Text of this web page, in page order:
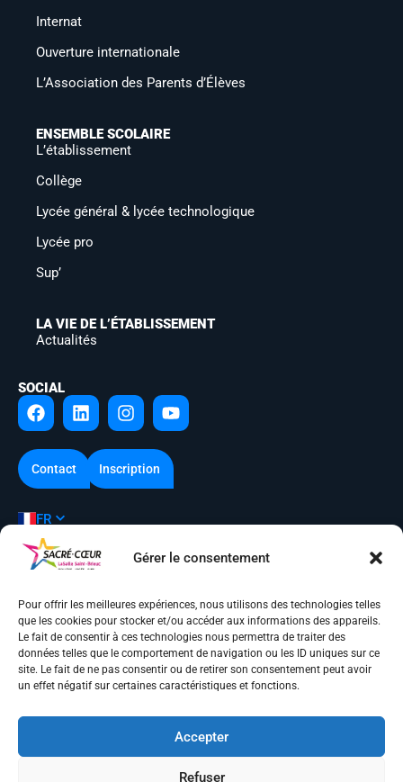
Gérer le consentement
Pour offrir les meilleures expériences, nous utilisons des technologies telles
que les cookies pour stocker et/ou accéder aux informations des appareils.
Le fait de consentir à ces technologies nous permettra de traiter des
données telles que le comportement de navigation ou les ID uniques sur ce
site. Le fait de ne pas consentir ou de retirer son consentement peut avoir
un effet négatif sur certaines caractéristiques et fonctions.
Accepter
Refuser
Internat
Ouverture internationale
L’Association des Parents d’Élèves
ENSEMBLE SCOLAIRE
L’établissement
Collège
Lycée général & lycée technologique
Lycée pro
Sup’
LA VIE DE L’ÉTABLISSEMENT
Actualités
SOCIAL
Contact Inscription
FR
Mentions légales
Conditions générales d’utilisation
Politique de cookies (UE)
Plan du site
© Des ronds dans l’eau – 2025